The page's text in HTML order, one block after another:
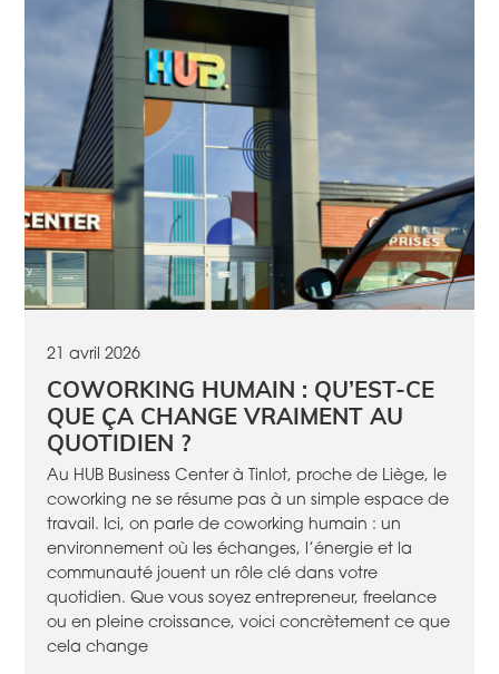
21 avril 2026
COWORKING HUMAIN : QU’EST-CE
QUE ÇA CHANGE VRAIMENT AU
QUOTIDIEN ?
Au HUB Business Center à Tinlot, proche de Liège, le
coworking ne se résume pas à un simple espace de
travail. Ici, on parle de coworking humain : un
environnement où les échanges, l’énergie et la
communauté jouent un rôle clé dans votre
quotidien. Que vous soyez entrepreneur, freelance
ou en pleine croissance, voici concrètement ce que
cela change